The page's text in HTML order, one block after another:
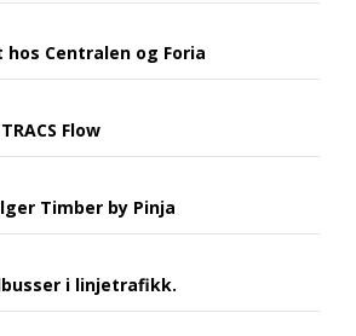
hos Centralen og Foria
Flow
Timber by Pinja
i linjetrafikk.